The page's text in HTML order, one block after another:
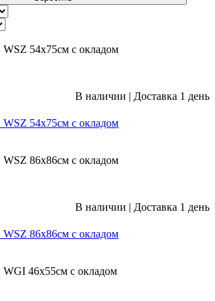
54х75см с окладом
В наличии | Доставка 1 день
54х75см с окладом
86х86см с окладом
В наличии | Доставка 1 день
86х86см с окладом
46х55см с окладом